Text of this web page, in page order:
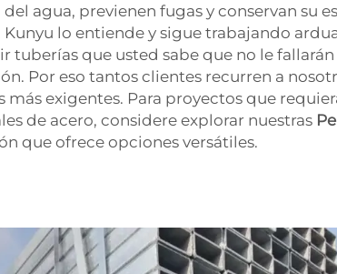
agua, previenen fugas y conservan su
Kunyu lo entiende y sigue trabajando
tuberías que usted sabe que no le
Por eso tantos clientes recurren a
más exigentes. Para proyectos que
de acero, considere explorar nuestras
que ofrece opciones versátiles.